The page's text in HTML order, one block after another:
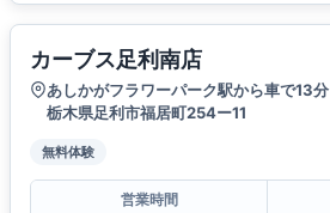
カーブス足利南店
あしかがフラワーパーク駅から車で13分
栃木県足利市福居町254ー11
無料体験
営業時間